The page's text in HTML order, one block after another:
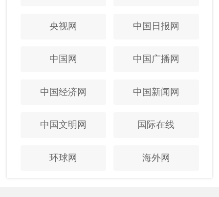
央视网 中国日报网
中国网 中国广播网
中国经济网 中国新闻网
中国文明网 国际在线
环球网 海外网